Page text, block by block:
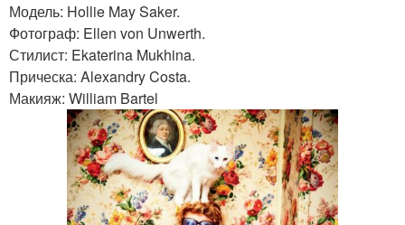
Модель: Hollie May Saker.
Фотограф: Ellen von Unwerth.
Стилист: Ekaterina Mukhina.
Прическа: Alexandry Costa.
Макияж: William Bartel